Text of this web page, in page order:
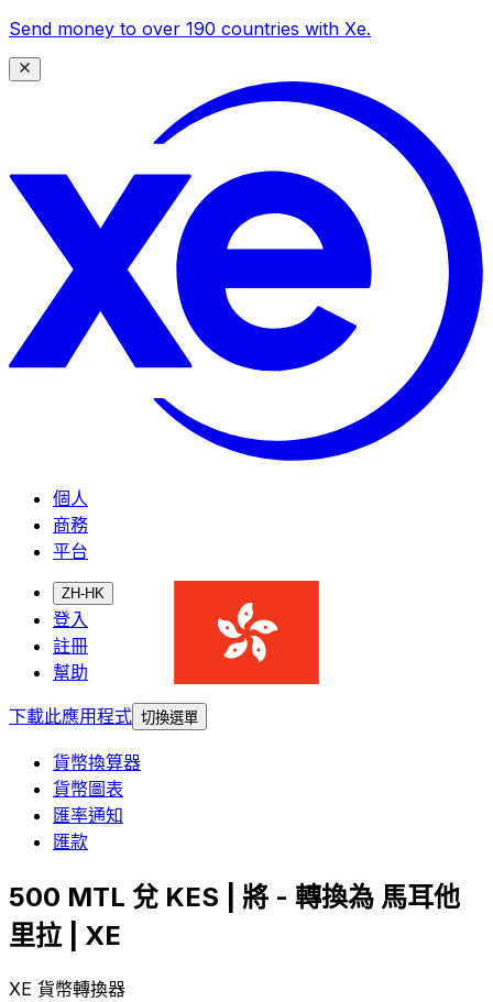
Send money to over 190 countries with Xe.
個人
商務
平台
ZH-HK
登入
註冊
幫助
下載此應用程式 切換選單
貨幣換算器
貨幣圖表
匯率通知
匯款
500 MTL 兌 KES | 將 - 轉換為 馬耳他
里拉 | XE
XE 貨幣轉換器